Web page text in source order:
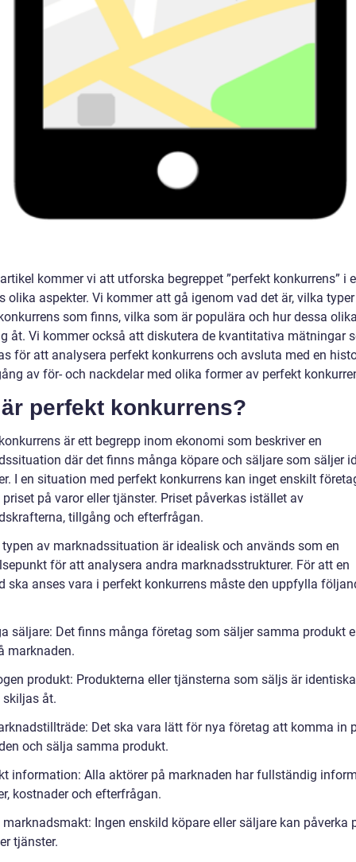
kommer vi att utforska begreppet ”perfekt konkurrens” i
olika aspekter. Vi kommer att gå igenom vad det är, vilka
som finns, vilka som är populära och hur dessa
åt. Vi kommer också att diskutera de kvantitativa mätningar
för att analysera perfekt konkurrens och avsluta med en
av för- och nackdelar med olika former av perfekt
perfekt konkurrens?
är ett begrepp inom ekonomi som beskriver en
där det finns många köpare och säljare som säljer
I en situation med perfekt konkurrens kan inget enskilt
priset på varor eller tjänster. Priset påverkas istället av
tillgång och efterfrågan.
typen av marknadssituation är idealisk och används som en
för att analysera andra marknadsstrukturer. För att en
ska anses vara i perfekt konkurrens måste den uppfylla
säljare: Det finns många företag som säljer samma produkt
marknaden.
produkt: Produkterna eller tjänsterna som säljs är
skiljas åt.
Det ska vara lätt för nya företag att komma in
och sälja samma produkt.
information: Alla aktörer på marknaden har fullständig
kostnader och efterfrågan.
marknadsmakt: Ingen enskild köpare eller säljare kan påverka
tjänster.